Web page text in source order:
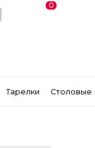
0
Столовые
Тарелки